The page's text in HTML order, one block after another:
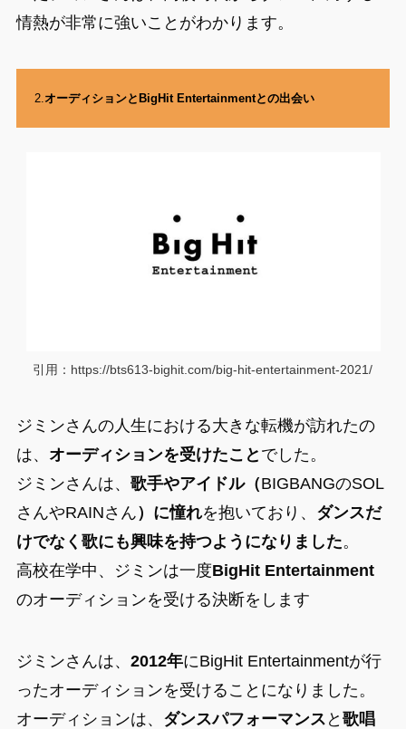
情熱が非常に強いことがわかります。
2.オーディションとBigHit Entertainmentとの出会い
引用：https://bts613-bighit.com/big-hit-entertainment-2021/
ジミンさんの人生における大きな転機が訪れたの
は、 オーディションを受けたこと でした。
ジミンさんは、 歌手やアイドル（BIGBANGのSOL
さんやRAINさん）に憧れを抱いており、 ダンスだ
けでなく歌にも興味を持つようになりました。
高校在学中、ジミンは一度BigHit Entertainment
のオーディションを受ける決断をします
ジミンさんは、 2012年にBigHit Entertainmentが行
ったオーディションを受けることになりました。
オーディションは、 ダンスパフォーマンス と 歌唱